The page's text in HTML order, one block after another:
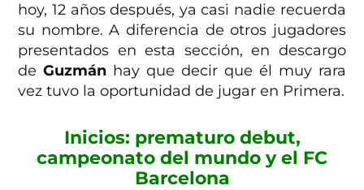
hoy, 12 años después, ya casi nadie recuerda
su nombre. A diferencia de otros jugadores
presentados en esta sección, en descargo
de Guzmán hay que decir que él muy rara
vez tuvo la oportunidad de jugar en Primera.
Inicios: prematuro debut,
campeonato del mundo y el FC
Barcelona